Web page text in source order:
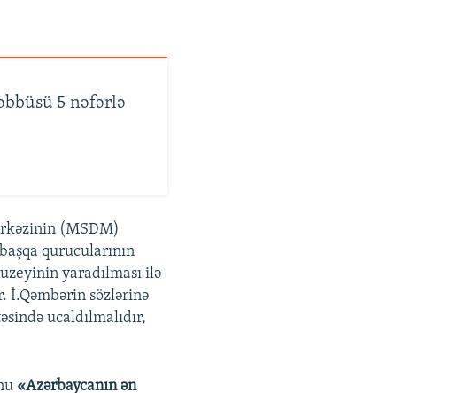
5 nəfərlə
(MSDM)
qurucularının
yaradılması ilə
İ.Qəmbərin sözlərinə
ucaldılmalıdır,
«Azərbaycanın ən